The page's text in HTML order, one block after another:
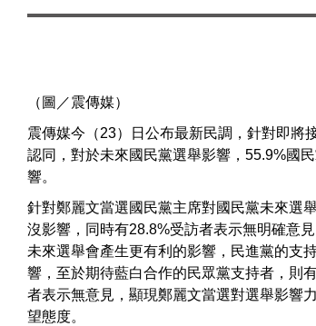
（圖／震傳媒）
震傳媒今（23）日公布最新民調，針對即將
認同，對於未來國民黨選舉影響，55.9%國
響。
針對鄭麗文當選國民黨主席對國民黨未來選
沒影響，同時有28.8%受訪者表示無明確意
未來選舉會產生更有利的影響，民進黨的支
響，至於期待藍白合作的民眾黨支持者，則
者表示無意見，顯現鄭麗文當選對選舉影響
望態度。